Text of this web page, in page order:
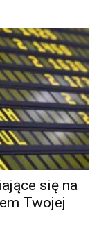
się na
Twojej